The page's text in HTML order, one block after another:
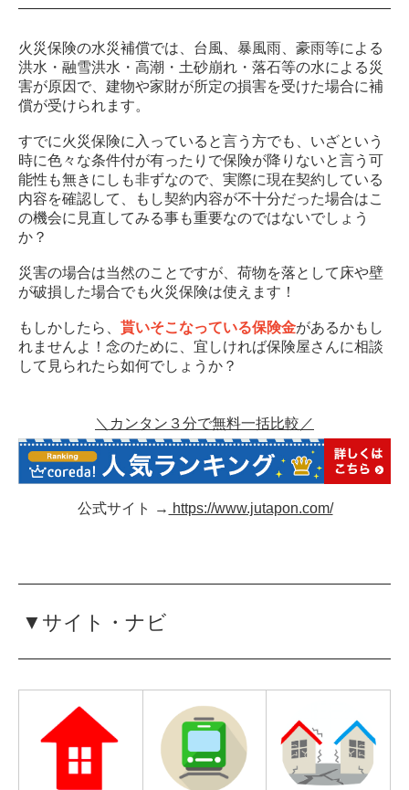
火災保険の水災補償では、台風、暴風雨、豪雨等による
洪水・融雪洪水・高潮・土砂崩れ・落石等の水による災
害が原因で、建物や家財が所定の損害を受けた場合に補
償が受けられます。
すでに火災保険に入っていると言う方でも、いざという
時に色々な条件付が有ったりで保険が降りないと言う可
能性も無きにしも非ずなので、実際に現在契約している
内容を確認して、もし契約内容が不十分だった場合はこ
の機会に見直してみる事も重要なのではないでしょう
か？
災害の場合は当然のことですが、荷物を落として床や壁
が破損した場合でも火災保険は使えます！
もしかしたら、 貰いそこなっている保険金があるかもし
れませんよ！念のために、宜しければ保険屋さんに相談
して見られたら如何でしょうか？
＼カンタン３分で無料一括比較／
公式サイト → https://www.jutapon.com/
▼サイト・ナビ